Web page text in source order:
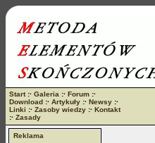
Start:· Galeria :· Forum :·
Download :· Artykuły :· Newsy :·
Linki :· Zasoby wiedzy :· Kontakt
:· Zasady
Reklama